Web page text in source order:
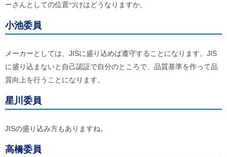
ーさんとしての位置づけはどうなりますか。
小池委員
メーカーとしては、JISに盛り込めば遵守することになります。JIS
に盛り込まないと自己認証で自分のところで、品質基準を作って品
質向上を行うことになります。
星川委員
JISの盛り込み方もありますね。
高橋委員